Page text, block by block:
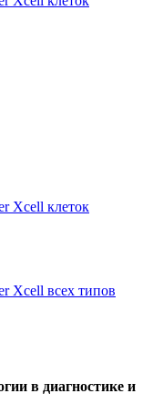
Xcell клеток
Xcell всех типов
в диагностике и